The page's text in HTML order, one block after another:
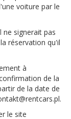
voiture par le
ne signerait pas
réservation qu'il
à
de la
de la date de
.
le site